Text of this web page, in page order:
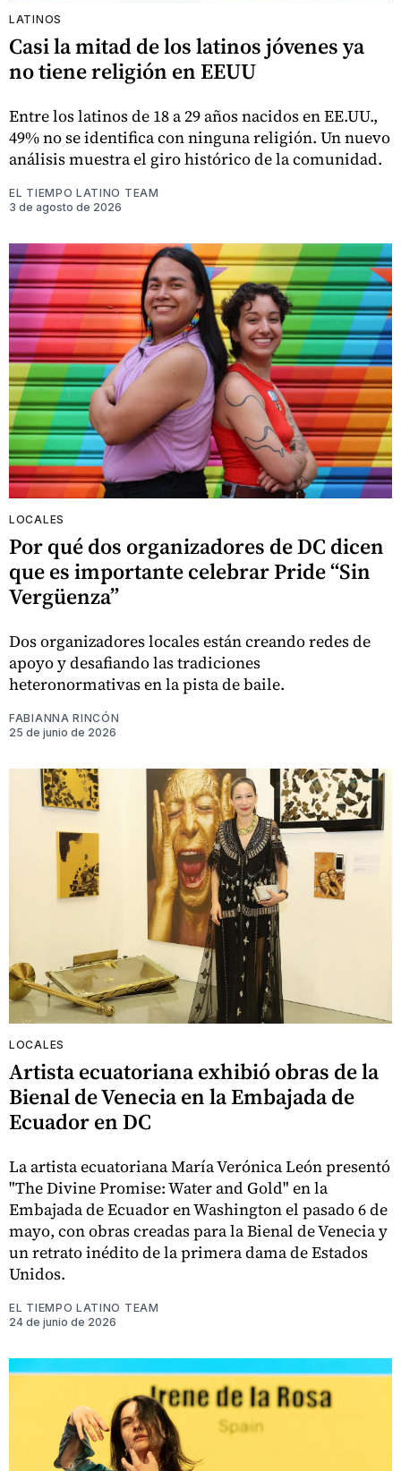
LATINOS
Casi la mitad de los latinos jóvenes ya
no tiene religión en EEUU
Entre los latinos de 18 a 29 años nacidos en EE.UU.,
49% no se identifica con ninguna religión. Un nuevo
análisis muestra el giro histórico de la comunidad.
EL TIEMPO LATINO TEAM
3 de agosto de 2026
LOCALES
Por qué dos organizadores de DC dicen
que es importante celebrar Pride “Sin
Vergüenza”
Dos organizadores locales están creando redes de
apoyo y desafiando las tradiciones
heteronormativas en la pista de baile.
FABIANNA RINCÓN
25 de junio de 2026
LOCALES
Artista ecuatoriana exhibió obras de la
Bienal de Venecia en la Embajada de
Ecuador en DC
La artista ecuatoriana María Verónica León presentó
"The Divine Promise: Water and Gold" en la
Embajada de Ecuador en Washington el pasado 6 de
mayo, con obras creadas para la Bienal de Venecia y
un retrato inédito de la primera dama de Estados
Unidos.
EL TIEMPO LATINO TEAM
24 de junio de 2026